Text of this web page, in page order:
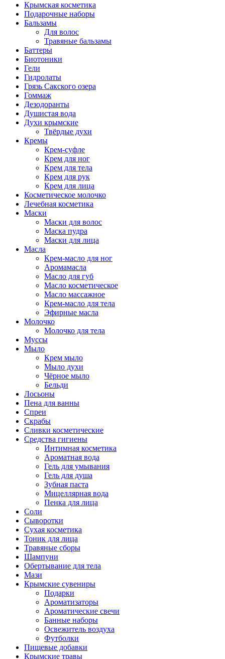
Крымская косметика
Подарочные наборы
Бальзамы
Для волос
Травяные бальзамы
Баттеры
Биотоники
Гели
Гидролаты
Грязь Сакского озера
Гоммаж
Дезодоранты
Душистая вода
Духи крымские
Твёрдые духи
Кремы
Крем-суфле
Крем для ног
Крем для тела
Крем для рук
Крем для лица
Косметическое молочко
Лечебная косметика
Маски
Маски для волос
Маска пудра
Маски для лица
Масла
Крем-масло для ног
Аромамасла
Масло для губ
Масло косметическое
Масло массажное
Крем-масло для тела
Эфирные масла
Молочко
Молочко для тела
Муссы
Мыло
Крем мыло
Мыло духи
Чёрное мыло
Бельди
Лосьоны
Пена для ванны
Спреи
Скрабы
Сливки косметические
Средства гигиены
Интимная косметика
Ароматная вода
Гель для умывания
Гель для душа
Зубная паста
Мицеллярная вода
Пенка для лица
Соли
Сыворотки
Сухая косметика
Тоник для лица
Травяные сборы
Шампуни
Обертывание для тела
Мази
Крымские сувениры
Подарки
Ароматизаторы
Ароматические свечи
Банные наборы
Освежитель воздуха
Футболки
Пищевые добавки
Крымские травы